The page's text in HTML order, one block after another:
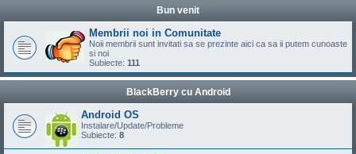
Bun venit
Membrii noi in Comunitate
Noii membrii sunt invitati sa se prezinte aici ca sa ii putem cunoaste
si noi
Subiecte: 111
BlackBerry cu Android
Android OS
Instalare/Update/Probleme
Subiecte: 8